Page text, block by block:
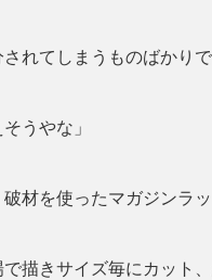
れてしまうものばかりで
うやな」
材を使ったマガジンラ
描きサイズ毎にカット、